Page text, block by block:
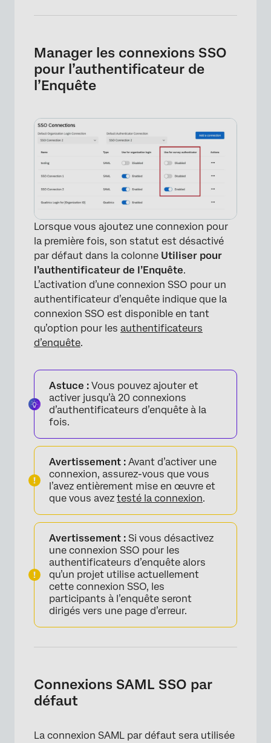
Manager les connexions SSO
pour l’authentificateur de
l’Enquête
Lorsque vous ajoutez une connexion pour
la première fois, son statut est désactivé
par défaut dans la colonne Utiliser pour
l’authentificateur de l’Enquête.
L’activation d’une connexion SSO pour un
authentificateur d’enquête indique que la
connexion SSO est disponible en tant
qu’option pour les authentificateurs
d’enquête.
Astuce : Vous pouvez ajouter et
activer jusqu’à 20 connexions
d’authentificateurs d’enquête à la
fois.
Avertissement : Avant d’activer une
connexion, assurez-vous que vous
l’avez entièrement mise en œuvre et
que vous avez testé la connexion.
Avertissement : Si vous désactivez
une connexion SSO pour les
authentificateurs d’enquête alors
qu’un projet utilise actuellement
cette connexion SSO, les
participants à l’enquête seront
dirigés vers une page d’erreur.
Connexions SAML SSO par
défaut
La connexion SAML par défaut sera utilisée